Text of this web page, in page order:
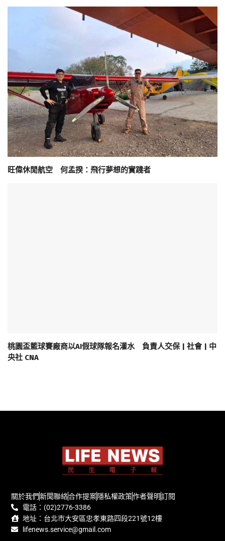
旺偉休閒航空 何孟揆：飛行夢想的實踐者
桃園盃籃球賽廠商以AI假球隊報名灌水 負責人交保 | 社會 | 中
央社 CNA
關於我們新聞聯絡合作提案隱私權政策作者聲明訂閱
電話：(02)2776-3386
地址：台北市大安區忠孝東路四段221號12樓
lifenews.service@gmail.com